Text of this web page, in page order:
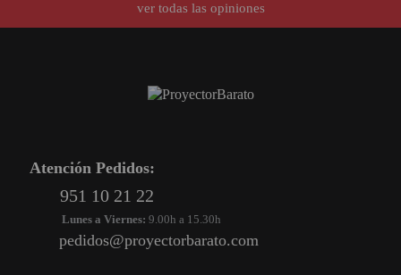
ver todas las opiniones
Atención Pedidos:
951 10 21 22
Lunes a Viernes: 9.00h a 15.30h
pedidos@proyectorbarato.com